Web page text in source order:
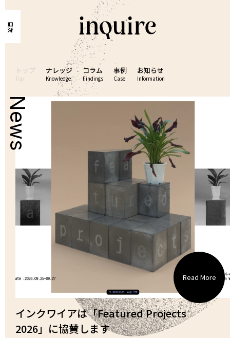
目次
トップ
Top
ナレッジ
Knowledge
コラム
Findings
事例
Case
お知らせ
Information
News
Read More
インクワイアは「Featured Projects
2026」に協賛します